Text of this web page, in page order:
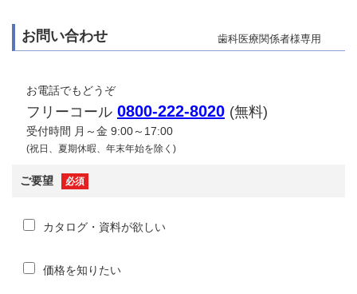
お問い合わせ 歯科医療関係者様専用
お電話でもどうぞ
フリーコール 0800-222-8020 (無料)
受付時間 月～金 9:00～17:00
(祝日、夏期休暇、年末年始を除く)
ご要望 必須
カタログ・資料が欲しい
価格を知りたい